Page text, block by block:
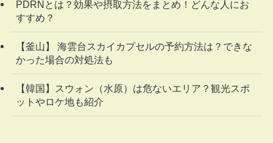
PDRNとは？効果や摂取方法をまとめ！どんな人にお
すすめ？
【釜山】 海雲台スカイカプセルの予約方法は？できな
かった場合の対処法も
【韓国】スウォン（水原）は危ないエリア？観光スポ
ットやロケ地も紹介